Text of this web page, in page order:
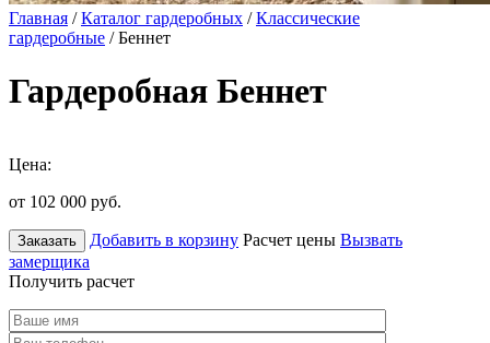
Главная /Каталог гардеробных /Классические
гардеробные / Беннет
Гардеробная Беннет
Цена:
от 102 000 руб.
Заказать Добавить в корзину Расчет цены Вызвать
замерщика
Получить расчет